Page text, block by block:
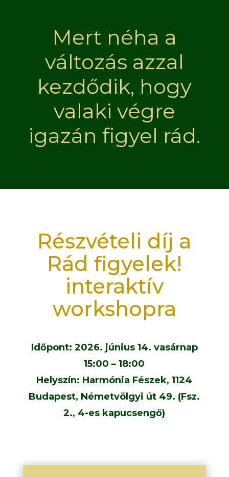
Mert néha a
változás azzal
kezdődik, hogy
valaki végre
igazán figyel rád.
Részvételi díj a
Rád figyelek!
interaktív
workshopra
Időpont: 2026. június 14. vasárnap
15:00 – 18:00
Helyszín: Harmónia Fészek, 1124
Budapest, Németvölgyi út 49. (Fsz.
2., 4-es kapucsengő)